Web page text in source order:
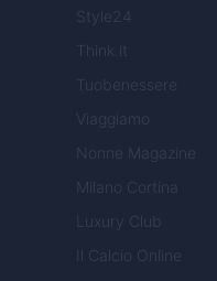
Style24
Think.it
Tuobenessere
Viaggiamo
Nonne Magazine
Milano Cortina
Luxury Club
Il Calcio Online